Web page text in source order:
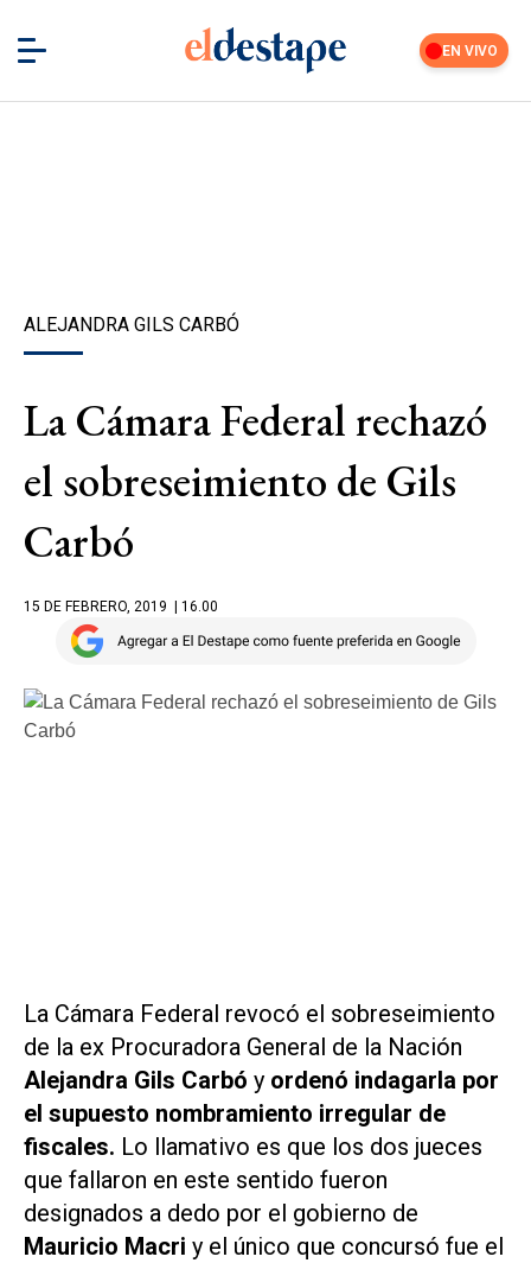
EN VIVO
ALEJANDRA GILS CARBÓ
La Cámara Federal rechazó
el sobreseimiento de Gils
Carbó
15 DE FEBRERO, 2019 | 16.00
La Cámara Federal revocó el sobreseimiento
de la ex Procuradora General de la Nación
Alejandra Gils Carbó y ordenó indagarla por
el supuesto nombramiento irregular de
fiscales. Lo llamativo es que los dos jueces
que fallaron en este sentido fueron
designados a dedo por el gobierno de
Mauricio Macri y el único que concursó fue el